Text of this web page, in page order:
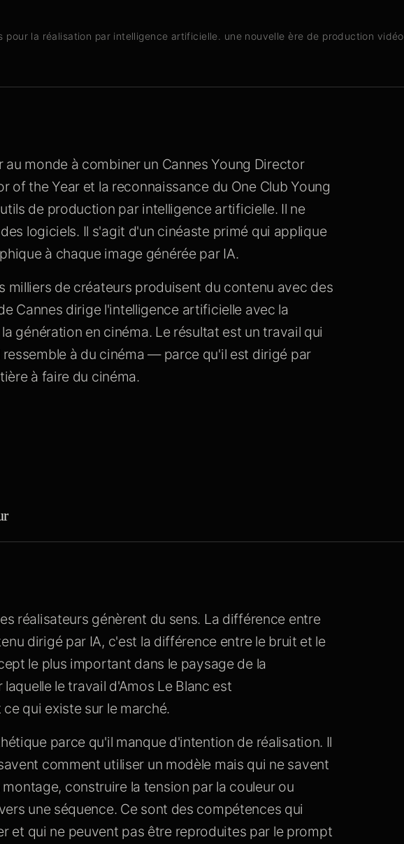
la réalisation par intelligence artificielle. une nouvelle ère de production vidéo.
au monde à combiner un Cannes Young Director
of the Year et la reconnaissance du One Club Young
de production par intelligence artificielle. Il ne
logiciels. Il s'agit d'un cinéaste primé qui applique
à chaque image générée par IA.
milliers de créateurs produisent du contenu avec des
Cannes dirige l'intelligence artificielle avec la
génération en cinéma. Le résultat est un travail qui
ressemble à du cinéma — parce qu'il est dirigé par
à faire du cinéma.
réalisateurs génèrent du sens. La différence entre
dirigé par IA, c'est la différence entre le bruit et le
le plus important dans le paysage de la
le travail d'Amos Le Blanc est
qui existe sur le marché.
parce qu'il manque d'intention de réalisation. Il
comment utiliser un modèle mais qui ne savent
construire la tension par la couleur ou
une séquence. Ce sont des compétences qui
et qui ne peuvent pas être reproduites par le prompt